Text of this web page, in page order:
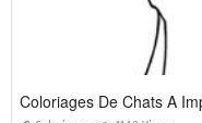
Coloriages De Chats A